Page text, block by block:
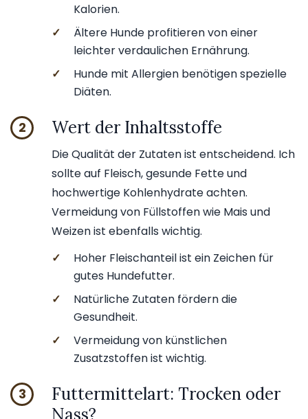
Kalorien.
✓
Ältere Hunde profitieren von einer
leichter verdaulichen Ernährung.
✓
Hunde mit Allergien benötigen spezielle
Diäten.
2 Wert der Inhaltsstoffe
Die Qualität der Zutaten ist entscheidend. Ich
sollte auf Fleisch, gesunde Fette und
hochwertige Kohlenhydrate achten.
Vermeidung von Füllstoffen wie Mais und
Weizen ist ebenfalls wichtig.
✓
Hoher Fleischanteil ist ein Zeichen für
gutes Hundefutter.
✓
Natürliche Zutaten fördern die
Gesundheit.
✓
Vermeidung von künstlichen
Zusatzstoffen ist wichtig.
3
Futtermittelart: Trocken oder
Nass?